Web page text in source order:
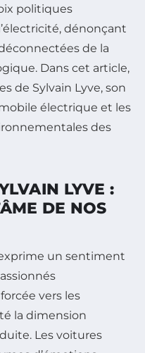
politiques
dénonçant
de la
Dans cet article,
de Sylvain Lyve, son
électrique et les
des
LYVE :
DE NOS
un sentiment
vers les
la dimension
Les voitures